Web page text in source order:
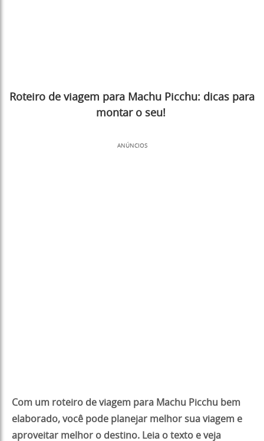
Roteiro de viagem para Machu Picchu: dicas para
montar o seu!
ANÚNCIOS
Com um roteiro de viagem para Machu Picchu bem
elaborado, você pode planejar melhor sua viagem e
aproveitar melhor o destino. Leia o texto e veja